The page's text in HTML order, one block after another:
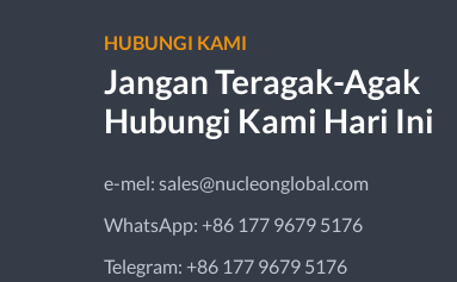
HUBUNGI KAMI
Jangan Teragak-Agak
Hubungi Kami Hari Ini
e-mel: sales@nucleonglobal.com
WhatsApp: +86 177 9679 5176
Telegram: +86 177 9679 5176